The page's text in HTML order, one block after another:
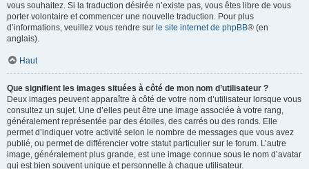
vous souhaitez. Si la traduction désirée n’existe pas, vous êtes libre de vous
porter volontaire et commencer une nouvelle traduction. Pour plus
d’informations, veuillez vous rendre sur le site internet de phpBB® (en
anglais).
Haut
Que signifient les images situées à côté de mon nom d’utilisateur ?
Deux images peuvent apparaître à côté de votre nom d’utilisateur lorsque vous
consultez un sujet. Une d’elles peut être une image associée à votre rang,
généralement représentée par des étoiles, des carrés ou des ronds. Elle
permet d’indiquer votre activité selon le nombre de messages que vous avez
publié, ou permet de différencier votre statut particulier sur le forum. L’autre
image, généralement plus grande, est une image connue sous le nom d’avatar
qui est bien souvent unique et personnelle à chaque utilisateur.